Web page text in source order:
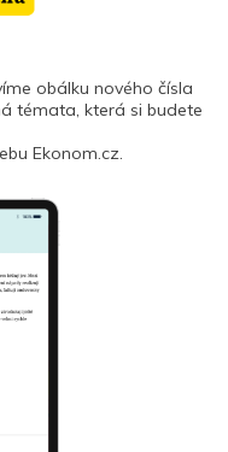
obálku nového čísla
témata, která si budete
Ekonom.cz.